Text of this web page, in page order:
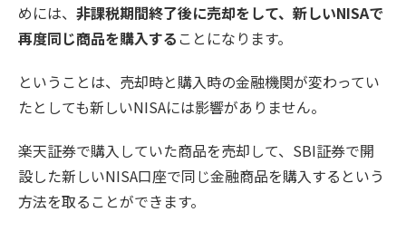
めには、 非課税期間終了後に売却をして、新しいNISAで
再度同じ商品を購入する ことになります。
ということは、売却時と購入時の金融機関が変わってい
たとしても新しいNISAには影響がありません。
楽天証券で購入していた商品を売却して、SBI証券で開
設した新しいNISA口座で同じ金融商品を購入するという
方法を取ることができます。